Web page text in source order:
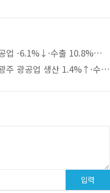
1분기 광주 광공업 -6.1%↓·수출 10.8%↓… 건설수주 88.9%↓
지난해 4분기 광주 광공업 생산 1.4%↑·수출 33.4%↑… 건설수주 13.5%↓
입력